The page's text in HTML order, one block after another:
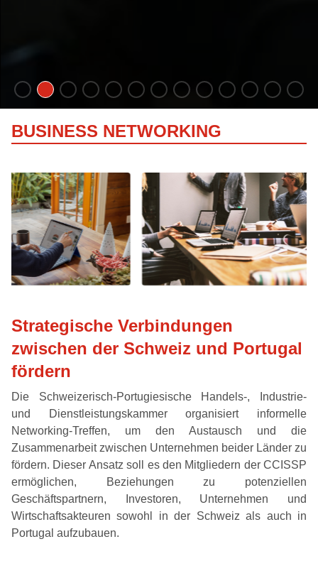
BUSINESS NETWORKING
Strategische Verbindungen
zwischen der Schweiz und Portugal
fördern
Die Schweizerisch-Portugiesische Handels-, Industrie-
und Dienstleistungskammer organisiert informelle
Networking-Treffen, um den Austausch und die
Zusammenarbeit zwischen Unternehmen beider Länder zu
fördern. Dieser Ansatz soll es den Mitgliedern der CCISSP
ermöglichen, Beziehungen zu potenziellen
Geschäftspartnern, Investoren, Unternehmen und
Wirtschaftsakteuren sowohl in der Schweiz als auch in
Portugal aufzubauen.